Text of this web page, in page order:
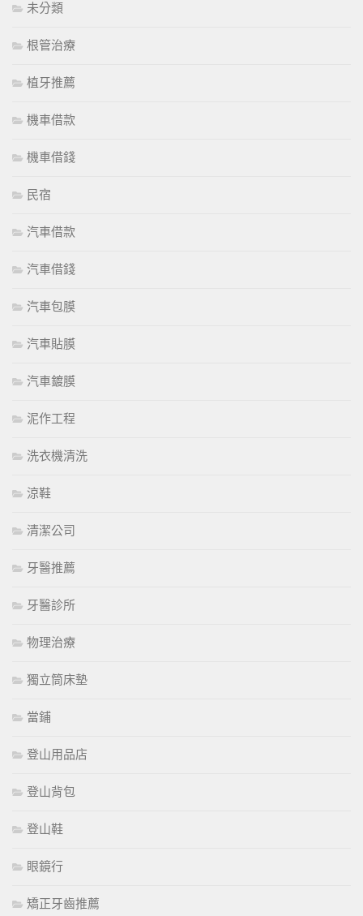
未分類
根管治療
植牙推薦
機車借款
機車借錢
民宿
汽車借款
汽車借錢
汽車包膜
汽車貼膜
汽車鍍膜
泥作工程
洗衣機清洗
涼鞋
清潔公司
牙醫推薦
牙醫診所
物理治療
獨立筒床墊
當鋪
登山用品店
登山背包
登山鞋
眼鏡行
矯正牙齒推薦